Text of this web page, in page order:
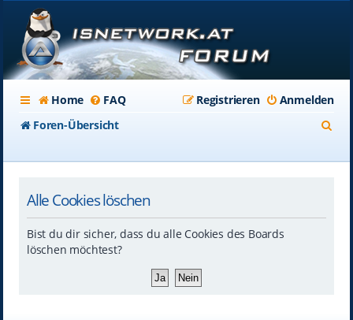
Home FAQ Anmelden
Registrieren
Foren-Übersicht
Alle Cookies löschen
Bist du dir sicher, dass du alle Cookies des Boards
löschen möchtest?